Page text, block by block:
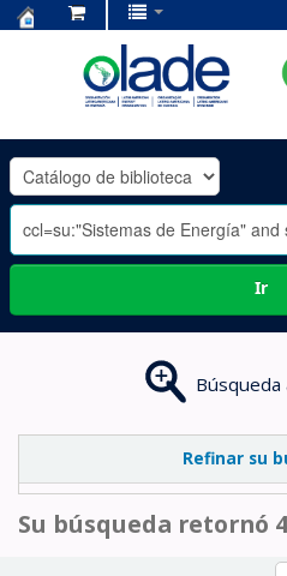
OLADE
-
Ir
Búsqueda
Refinar su
Su búsqueda retornó